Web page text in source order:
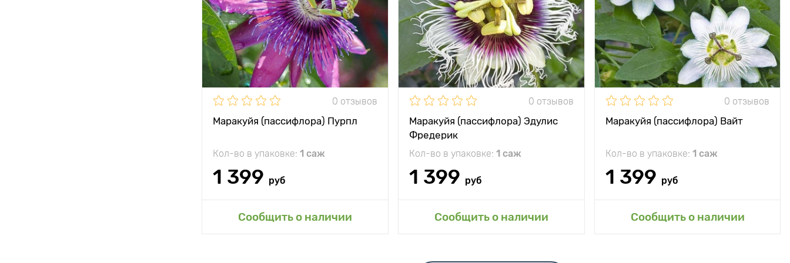
0 отзывов
Маракуйя (пассифлора) Пурпл
Кол-во в упаковке: 1 саж
1 399 руб
Сообщить о наличии
0 отзывов
Маракуйя (пассифлора) Эдулис
Фредерик
Кол-во в упаковке: 1 саж
1 399 руб
Сообщить о наличии
Добавить в мой сад
0 отзывов
Маракуйя (пассифлора) Вайт
Кол-во в упаковке: 1 саж
1 399 руб
Сообщить о наличии